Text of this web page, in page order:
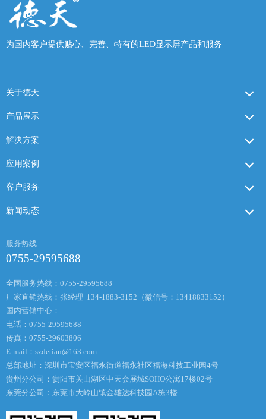
为国内客户提供贴心、完善、特有的LED显示屏产品和服务
关于德天
产品展示
解决方案
应用案例
客户服务
新闻动态
服务热线
0755-29595688
全国服务热线：0755-29595688
厂家直销热线：张经理 134-1883-3152（微信号：13418833152）
国内营销中心：
电话：0755-29595688
传真：0755-29603806
E-mail： szdetian@163.com
总部地址：深圳市宝安区福永街道福永社区福海科技工业园4号
贵州分公司：贵阳市关山湖区中天会展城SOHO公寓17楼02号
东莞分公司：东莞市大岭山镇金雄达科技园A栋3楼